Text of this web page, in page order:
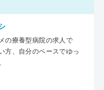
の療養型病院の求人で
方、自分のペースでゆっ